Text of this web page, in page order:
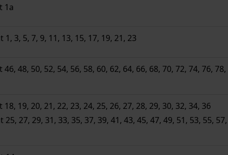
1a
3, 5, 7, 9, 11, 13, 15, 17, 19, 21, 23
48, 50, 52, 54, 56, 58, 60, 62, 64, 66, 68, 70, 72, 74, 76, 78,
19, 20, 21, 22, 23, 24, 25, 26, 27, 28, 29, 30, 32, 34, 36
27, 29, 31, 33, 35, 37, 39, 41, 43, 45, 47, 49, 51, 53, 55,